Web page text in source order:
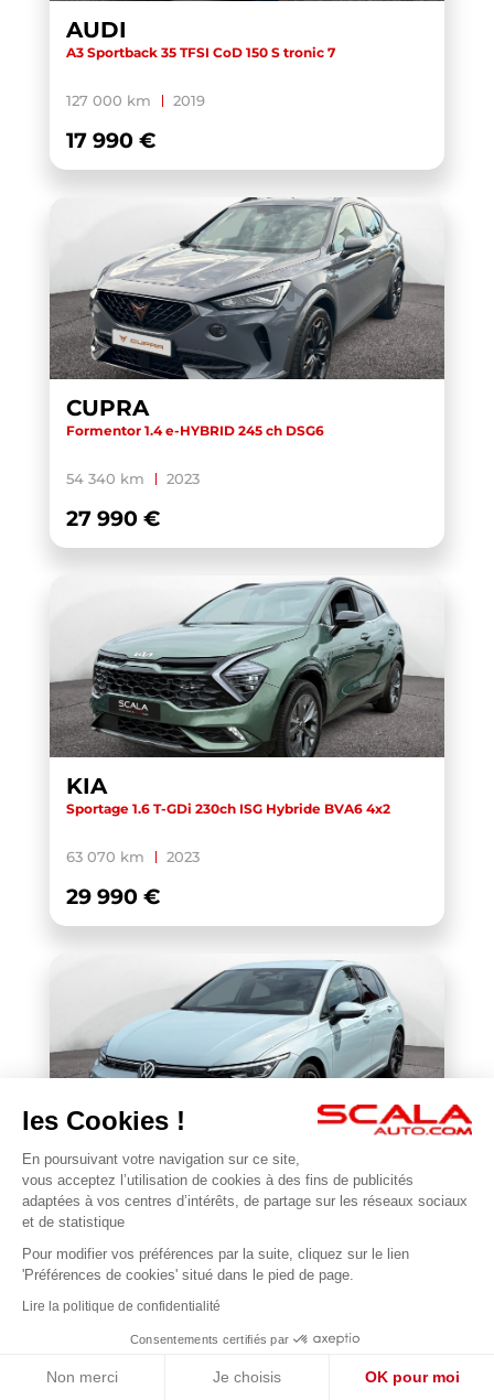
AUDI
A3 Sportback 35 TFSI CoD 150 S tronic 7
127 000 km 2019
17 990 €
CUPRA
Formentor 1.4 e-HYBRID 245 ch DSG6
54 340 km 2023
27 990 €
KIA
Sportage 1.6 T-GDi 230ch ISG Hybride BVA6 4x2
63 070 km 2023
29 990 €
VOLKSWAGEN
Golf 1.5 eTSI EVO2 116 DSG7
22 677 km
31 990 €
les Cookies !
En poursuivant votre navigation sur ce site,
vous acceptez l’utilisation de cookies à des fins de publicités
adaptées à vos centres d’intérêts, de partage sur les réseaux sociaux
et de statistique
Pour modifier vos préférences par la suite, cliquez sur le lien
'Préférences de cookies' situé dans le pied de page.
Lire la politique de confidentialité
Consentements certifiés par
Non merci Je choisis OK pour moi
BONJOUR 😊
Je suis en ligne pour répondre à vos questions !